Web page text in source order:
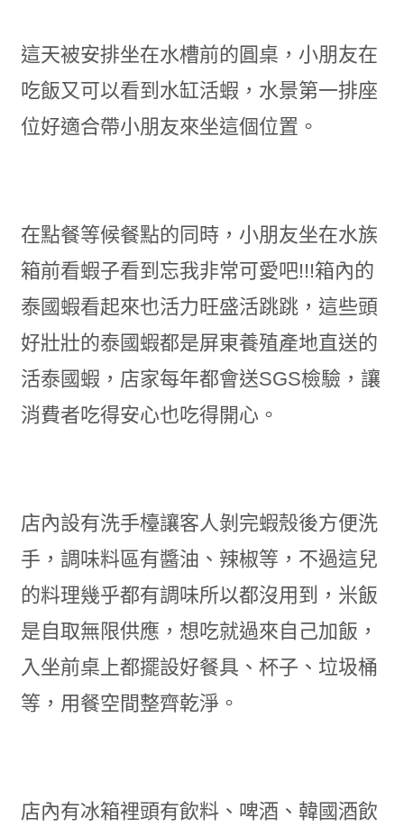
這天被安排坐在水槽前的圓桌，小朋友在
吃飯又可以看到水缸活蝦，水景第一排座
位好適合帶小朋友來坐這個位置。
在點餐等候餐點的同時，小朋友坐在水族
箱前看蝦子看到忘我非常可愛吧!!!箱內的
泰國蝦看起來也活力旺盛活跳跳，這些頭
好壯壯的泰國蝦都是屏東養殖產地直送的
活泰國蝦，店家每年都會送SGS檢驗，讓
消費者吃得安心也吃得開心。
店內設有洗手檯讓客人剝完蝦殼後方便洗
手，調味料區有醬油、辣椒等，不過這兒
的料理幾乎都有調味所以都沒用到，米飯
是自取無限供應，想吃就過來自己加飯，
入坐前桌上都擺設好餐具、杯子、垃圾桶
等，用餐空間整齊乾淨。
店內有冰箱裡頭有飲料、啤酒、韓國酒飲